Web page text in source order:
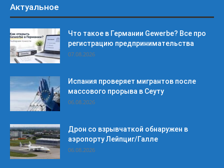
Актуальное
Что такое в Германии Gewerbe? Все про
регистрацию предпринимательства
07.08.2026
Испания проверяет мигрантов после
массового прорыва в Сеуту
06.08.2026
Дрон со взрывчаткой обнаружен в
аэропорту Лейпциг/Галле
06.08.2026